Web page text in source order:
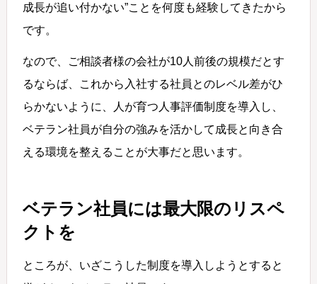
成長が追い付かない”ことを何度も経験してきたから
です。
なので、ご相談者様の会社が10人前後の規模だとす
るならば、これから入社する社員とのレベル差がひ
らかないように、人が育つ人事評価制度を導入し、
ベテラン社員が自分の強みを活かして成長と向き合
える環境を整えることが大事だと思います。
ベテラン社員には最大限のリスペ
クトを
ところが、いざこうした制度を導入しようとすると